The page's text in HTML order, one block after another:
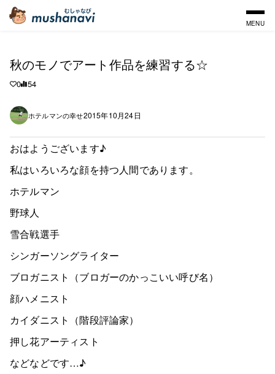
MENU
秋のモノでアート作品を練習する☆
0 54
ホテルマンの幸せ2015年10月24日
おはようございます♪
私はいろいろな顔を持つ人間であります。
ホテルマン
野球人
雪合戦選手
シンガーソングライター
ブロガニスト（ブロガーのかっこいい呼び名）
顔ハメニスト
カイダニスト（階段評論家）
押し花アーティスト
などなどです…♪